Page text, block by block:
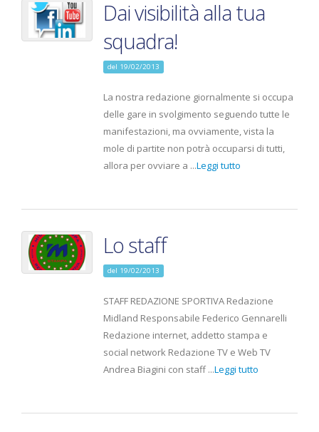
Dai visibilità alla tua
squadra!
del 19/02/2013
La nostra redazione giornalmente si occupa
delle gare in svolgimento seguendo tutte le
manifestazioni, ma ovviamente, vista la
mole di partite non potrà occuparsi di tutti,
allora per ovviare a ...Leggi tutto
Lo staff
del 19/02/2013
STAFF REDAZIONE SPORTIVA Redazione
Midland Responsabile Federico Gennarelli
Redazione internet, addetto stampa e
social network Redazione TV e Web TV
Andrea Biagini con staff ...Leggi tutto